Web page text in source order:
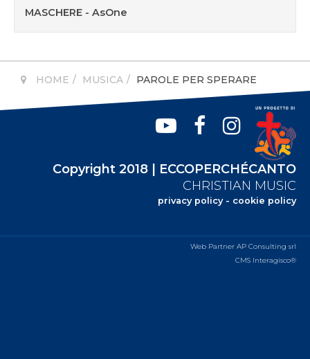
MASCHERE - AsOne
HOME MUSICA PAROLE PER SPERARE
Copyright 2018 | ECCOPERCHÉCANTO
CHRISTIAN MUSIC
privacy policy- cookie policy
Web Partner AP Consulting srl
CMS Interagisco®